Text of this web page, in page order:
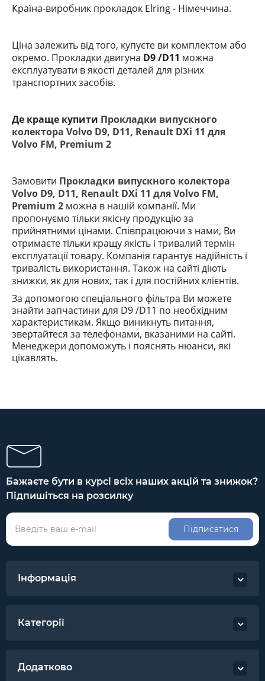
Країна-виробник прокладок Elring- Німеччина.
Ціна залежить від того, купуєте ви комплектом або
окремо. Прокладки двигуна D9 /D11 можна
експлуатувати в якості деталей для різних
транспортних засобів.
Де краще купити Прокладки випускного
колектора Volvo D9, D11, Renault DXi 11 для
Volvo FM, Premium 2
Замовити Прокладки випускного колектора
Volvo D9, D11, Renault DXi 11 для Volvo FM,
Premium 2 можна в нашій компанії. Ми
пропонуємо тільки якісну продукцію за
прийнятними цінами. Співпрацюючи з нами, Ви
отримаєте тільки кращу якість і тривалий термін
експлуатації товару. Компанія гарантує надійність і
тривалість використання. Також на сайті діють
знижки, як для нових, так і для постійних клієнтів.
За допомогою спеціального фільтра Ви можете
знайти запчастини для D9 /D11 по необхідним
характеристикам. Якщо виникнуть питання,
звертайтеся за телефонами, вказаними на сайті.
Менеджери допоможуть і пояснять нюанси, які
цікавлять.
Бажаєте бути в курсі всіх наших акцій та знижок?
Підпишіться на розсилку
Підписатися
Інформація
Категорії
Додатково